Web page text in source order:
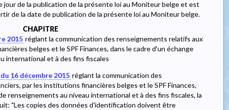
jour de la publication de la présente loi au Moniteur belge et est
de la date de publication de la présente loi au Moniteur belge.
CHAPITRE
2015 réglant la communication des renseignements relatifs aux
belges et le SPF Finances, dans le cadre d'un échange
international et à des fins fiscales
16 décembre 2015 réglant la communication des
par les institutions financières belges et le SPF Finances,
renseignements au niveau international et à des fins fiscales, la
"Les copies des données d'identification doivent être